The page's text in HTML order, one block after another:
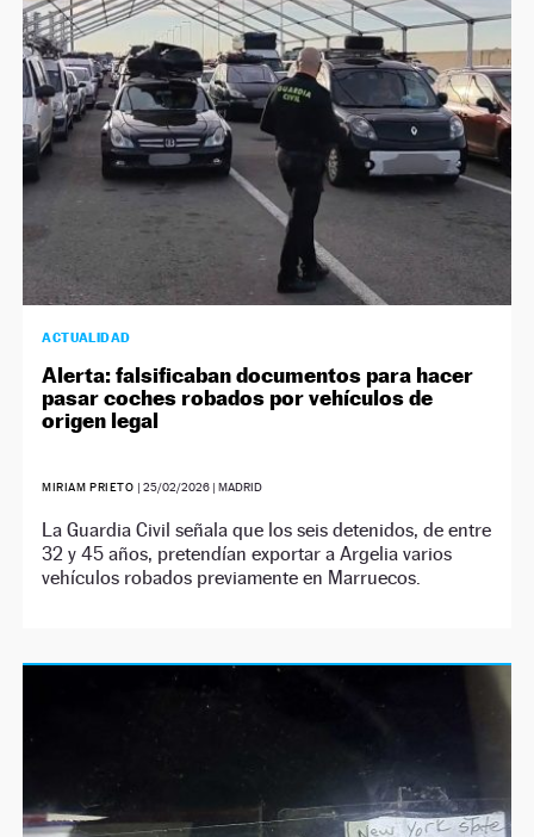
NEWSLETTER
SÍGUENOS
ACTUALIDAD
Alerta: falsificaban documentos para hacer
pasar coches robados por vehículos de
origen legal
MIRIAM PRIETO | 25/02/2026| MADRID
La Guardia Civil señala que los seis detenidos, de entre
32 y 45 años, pretendían exportar a Argelia varios
vehículos robados previamente en Marruecos.